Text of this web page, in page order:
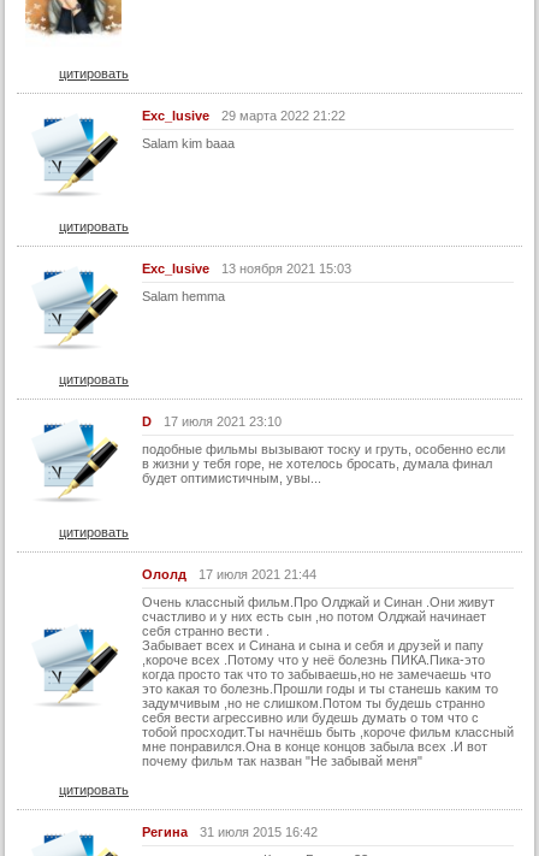
цитировать
Exc_lusive
29 марта 2022 21:22
Salam kim baaa
цитировать
Exc_lusive
13 ноября 2021 15:03
Salam hemma
цитировать
D
17 июля 2021 23:10
подобные фильмы вызывают тоску и груть, особенно если
в жизни у тебя горе, не хотелось бросать, думала финал
будет оптимистичным, увы...
цитировать
Ололд
17 июля 2021 21:44
Очень классный фильм.Про Олджай и Синан .Они живут
счастливо и у них есть сын ,но потом Олджай начинает
себя странно вести .
Забывает всех и Синана и сына и себя и друзей и папу
,короче всех .Потому что у неё болезнь ПИКА.Пика-это
когда просто так что то забываешь,но не замечаешь что
это какая то болезнь.Прошли годы и ты станешь каким то
задумчивым ,но не слишком.Потом ты будешь странно
себя вести агрессивно или будешь думать о том что с
тобой просходит.Ты начнёшь быть ,короче фильм классный
мне понравился.Она в конце концов забыла всех .И вот
почему фильм так назван "Не забывай меня"
цитировать
Регина
31 июля 2015 16:42